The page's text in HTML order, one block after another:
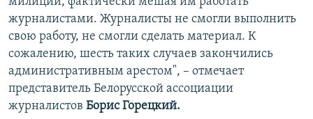
журналистами. Журналисты не смогли выполнить
свою работу, не смогли сделать материал. К
сожалению, шесть таких случаев закончились
административным арестом", – отмечает
представитель Белорусской ассоциации
журналистов Борис Горецкий.